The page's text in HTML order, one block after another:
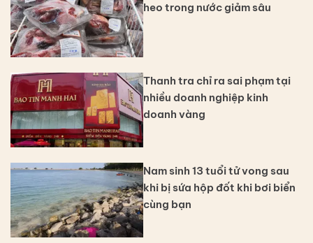
heo trong nước giảm sâu
Thanh tra chỉ ra sai phạm tại
nhiều doanh nghiệp kinh
doanh vàng
Nam sinh 13 tuổi tử vong sau
khi bị sứa hộp đốt khi bơi biển
cùng bạn